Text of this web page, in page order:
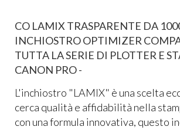
CO LAMIX TRASPARENTE DA
INCHIOSTRO OPTIMIZER
TUTTA LA SERIE DI PLOTTER E
CANON PRO -
L'inchiostro "LAMIX" è una scelta
cerca qualità e affidabilità nella
con una formula innovativa, questo